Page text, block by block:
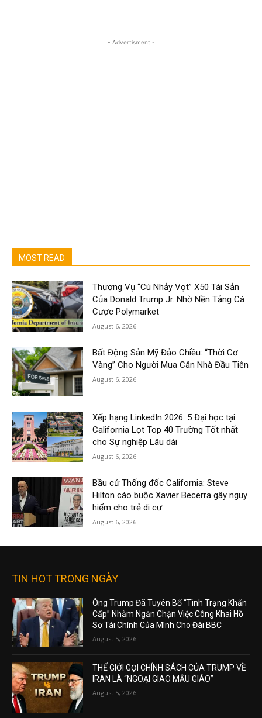
- Advertisment -
MOST READ
Thương Vụ “Cú Nhảy Vọt” X50 Tài Sản
Của Donald Trump Jr. Nhờ Nền Tảng Cá
Cược Polymarket
August 6, 2026
Bất Động Sản Mỹ Đảo Chiều: “Thời Cơ
Vàng” Cho Người Mua Căn Nhà Đầu Tiên
August 6, 2026
Xếp hạng LinkedIn 2026: 5 Đại học tại
California Lọt Top 40 Trường Tốt nhất
cho Sự nghiệp Lâu dài
August 6, 2026
Bầu cử Thống đốc California: Steve
Hilton cáo buộc Xavier Becerra gây nguy
hiểm cho trẻ di cư
August 6, 2026
TIN HOT TRONG NGÀY
Ông Trump Đã Tuyên Bố “Tình Trạng Khẩn
Cấp” Nhằm Ngăn Chặn Việc Công Khai Hồ
Sơ Tài Chính Của Mình Cho Đài BBC
August 5, 2026
THẾ GIỚI GỌI CHÍNH SÁCH CỦA TRUMP VỀ
IRAN LÀ “NGOẠI GIAO MẪU GIÁO”
August 5, 2026